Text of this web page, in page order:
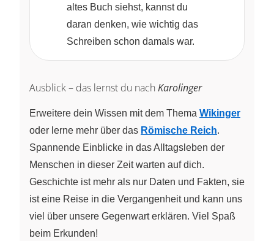
altes Buch siehst, kannst du
daran denken, wie wichtig das
Schreiben schon damals war.
Ausblick – das lernst du nach Karolinger
Erweitere dein Wissen mit dem Thema Wikinger
oder lerne mehr über das Römische Reich.
Spannende Einblicke in das Alltagsleben der
Menschen in dieser Zeit warten auf dich.
Geschichte ist mehr als nur Daten und Fakten, sie
ist eine Reise in die Vergangenheit und kann uns
viel über unsere Gegenwart erklären. Viel Spaß
beim Erkunden!